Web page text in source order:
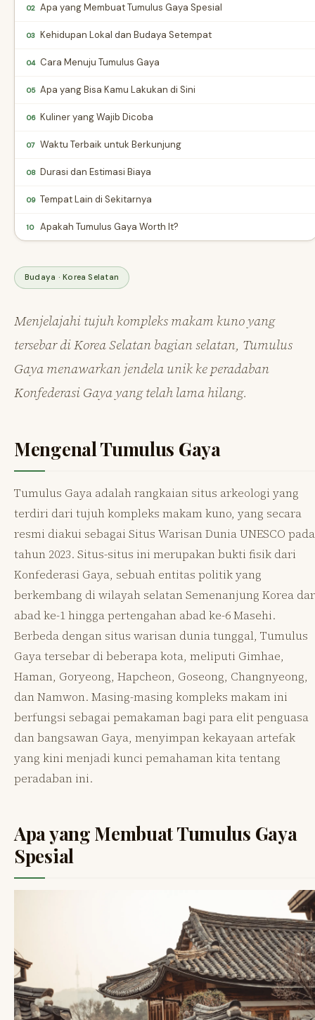
02 Apa yang Membuat Tumulus Gaya Spesial
03 Kehidupan Lokal dan Budaya Setempat
04 Cara Menuju Tumulus Gaya
05 Apa yang Bisa Kamu Lakukan di Sini
06 Kuliner yang Wajib Dicoba
07 Waktu Terbaik untuk Berkunjung
08 Durasi dan Estimasi Biaya
09 Tempat Lain di Sekitarnya
10 Apakah Tumulus Gaya Worth It?
Budaya · Korea Selatan
Menjelajahi tujuh kompleks makam kuno yang
tersebar di Korea Selatan bagian selatan, Tumulus
Gaya menawarkan jendela unik ke peradaban
Konfederasi Gaya yang telah lama hilang.
Mengenal Tumulus Gaya
Tumulus Gaya adalah rangkaian situs arkeologi yang
terdiri dari tujuh kompleks makam kuno, yang secara
resmi diakui sebagai Situs Warisan Dunia UNESCO pada
tahun 2023. Situs-situs ini merupakan bukti fisik dari
Konfederasi Gaya, sebuah entitas politik yang
berkembang di wilayah selatan Semenanjung Korea
abad ke-1 hingga pertengahan abad ke-6 Masehi.
Berbeda dengan situs warisan dunia tunggal, Tumulus
Gaya tersebar di beberapa kota, meliputi Gimhae,
Haman, Goryeong, Hapcheon, Goseong, Changnyeong,
dan Namwon. Masing-masing kompleks makam ini
berfungsi sebagai pemakaman bagi para elit penguasa
dan bangsawan Gaya, menyimpan kekayaan artefak
yang kini menjadi kunci pemahaman kita tentang
peradaban ini.
Apa yang Membuat Tumulus Gaya
Spesial